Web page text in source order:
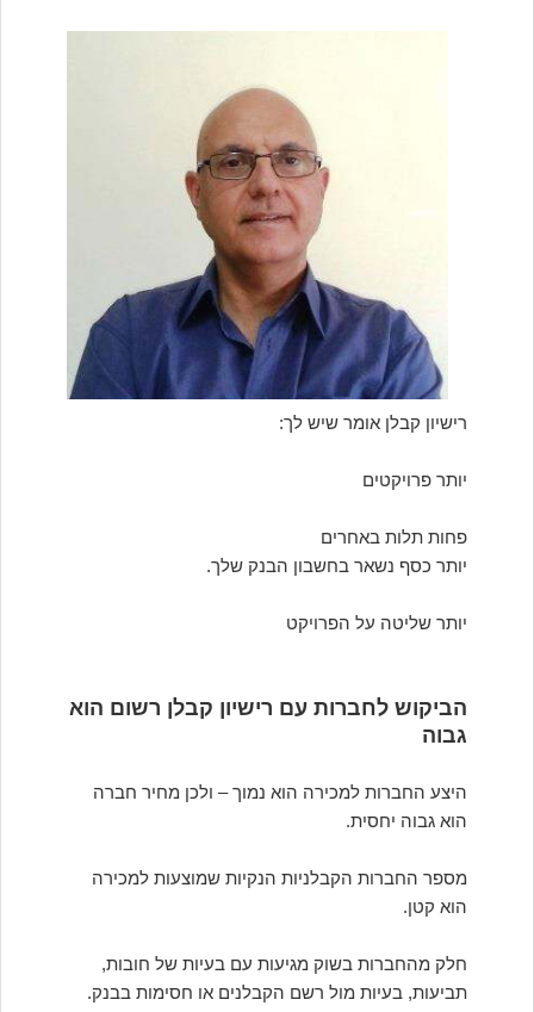
רישיון קבלן אומר שיש לך:
יותר פרויקטים
פחות תלות באחרים
יותר כסף נשאר בחשבון הבנק שלך.
יותר שליטה על הפרויקט
הביקוש לחברות עם רישיון קבלן רשום הוא
גבוה
היצע החברות למכירה הוא נמוך – ולכן מחיר חברה
הוא גבוה יחסית.
מספר החברות הקבלניות הנקיות שמוצעות למכירה
הוא קטן.
חלק מהחברות בשוק מגיעות עם בעיות של חובות,
תביעות, בעיות מול רשם הקבלנים או חסימות בבנק.